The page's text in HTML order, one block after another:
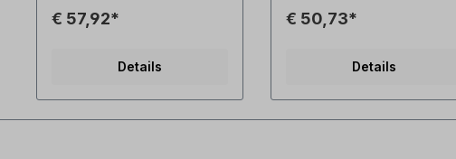
buitenmontage, Kabellengte
oel,- schakelvermogen 16 A -
Omgevingstemperatuur -5°C
tot +40°C- Kraagstekker
€ 57,92*
Details
AC 220V Toegestane
Zelfverbruikend vermogen:
omgevingstemperatuur: -30
～70℃ Nominale stroom van
€ 50,73*
Details